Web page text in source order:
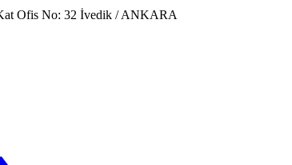
Ofis No: 32 İvedik / ANKARA